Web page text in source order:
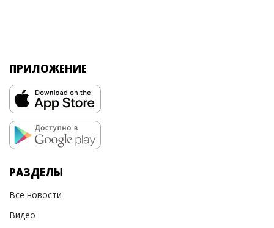
ПРИЛОЖЕНИЕ
РАЗДЕЛЫ
Все новости
Видео